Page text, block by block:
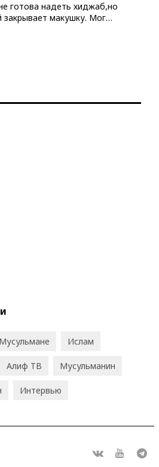
готова надеть хиджаб,но
закрывает макушку. Мог…
Мусульмане Ислам
Алиф ТВ Мусульманин
Интервью